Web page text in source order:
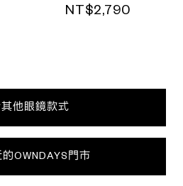
NT$2,790
他眼鏡款式
OWNDAYS門市